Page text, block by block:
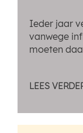
Ieder jaar
vanwege
moeten
LEES